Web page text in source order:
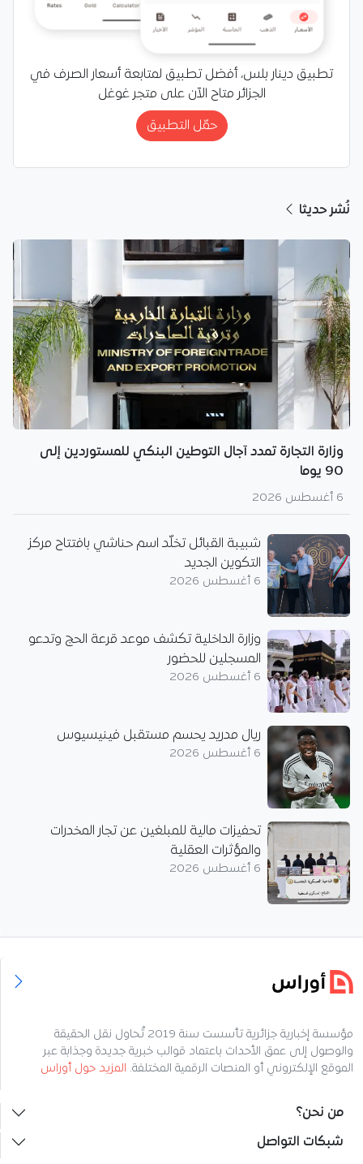
تطبيق دينار بلس، أفضل تطبيق لمتابعة أسعار الصرف في
الجزائر متاح الآن على متجر غوغل
حمّل التطبيق
نُشر حديثا
وزارة التجارة تمدد آجال التوطين البنكي للمستوردين إلى
90 يوما
6 أغسطس 2026
شبيبة القبائل تخلّد اسم حناشي بافتتاح مركز
التكوين الجديد
6 أغسطس 2026
وزارة الداخلية تكشف موعد قرعة الحج وتدعو
المسجلين للحضور
6 أغسطس 2026
ريال مدريد يحسم مستقبل فينيسيوس
6 أغسطس 2026
تحفيزات مالية للمبلغين عن تجار المخدرات
والمؤثرات العقلية
6 أغسطس 2026
مؤسسة إخبارية جزائرية تأسست سنة 2019 تُحاول نقل الحقيقة
والوصول إلى عمق الأحداث باعتماد قوالب خبرية جديدة وجذابة عبر
الموقع الإلكتروني أو المنصات الرقمية المختلفة. المزيد حول أوراس
من نحن؟
شبكات التواصل